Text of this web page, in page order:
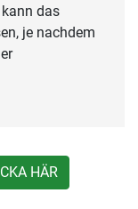
das
je nachdem
HÄR